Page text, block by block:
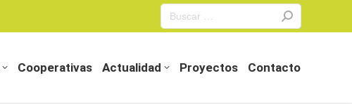
Search:
Cooperativas Actualidad Proyectos Contacto
Actualidad Proyectos Contacto